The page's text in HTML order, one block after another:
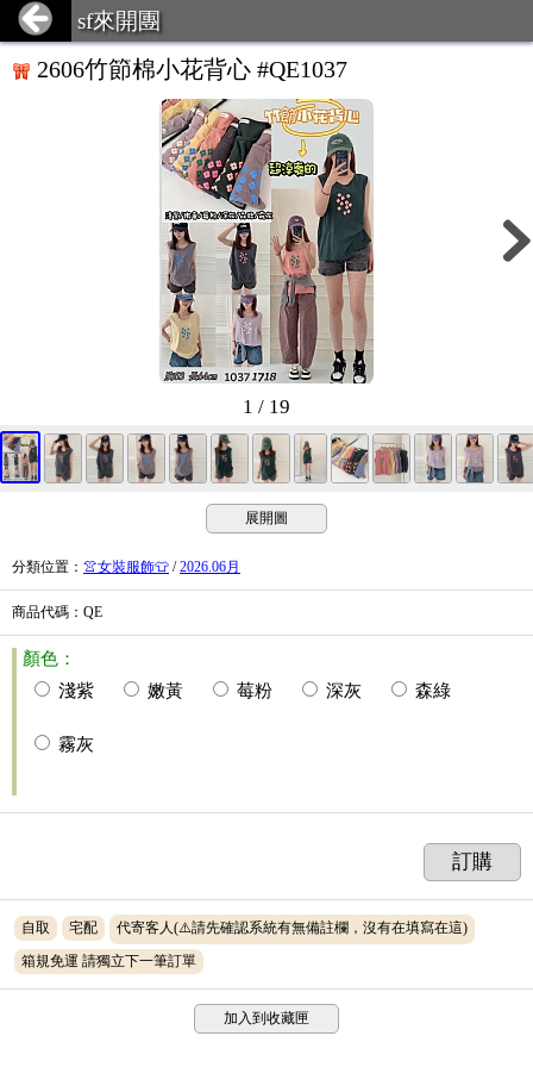
sf來開團
2606竹節棉小花背心 #QE1037
1 / 19
展開圖
分類位置 ： 👚女裝服飾👕 /2026.06月
商品代碼 ：QE
顏色：
淺紫
嫩黃 莓粉 深灰 森綠
霧灰
訂購
自取 宅配
代寄客人(⚠️請先確認系統有無備註欄，沒有在填寫在這)
箱規免運 請獨立下一筆訂單
加入到收藏匣